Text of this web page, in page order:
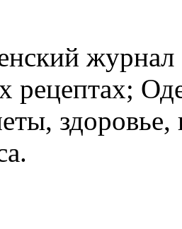
журнал
рецептах;